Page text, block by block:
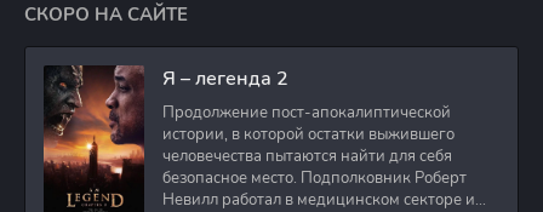
СКОРО НА САЙТЕ
Я – легенда 2
Продолжение пост-апокалиптической
истории, в которой остатки выжившего
человечества пытаются найти для себя
безопасное место. Подполковник Роберт
Невилл работал в медицинском секторе и